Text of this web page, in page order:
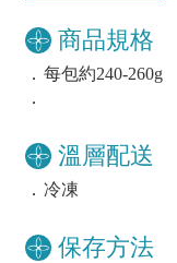
商品規格
． 每包約240-260g
．
溫層配送
． 冷凍
保存方法